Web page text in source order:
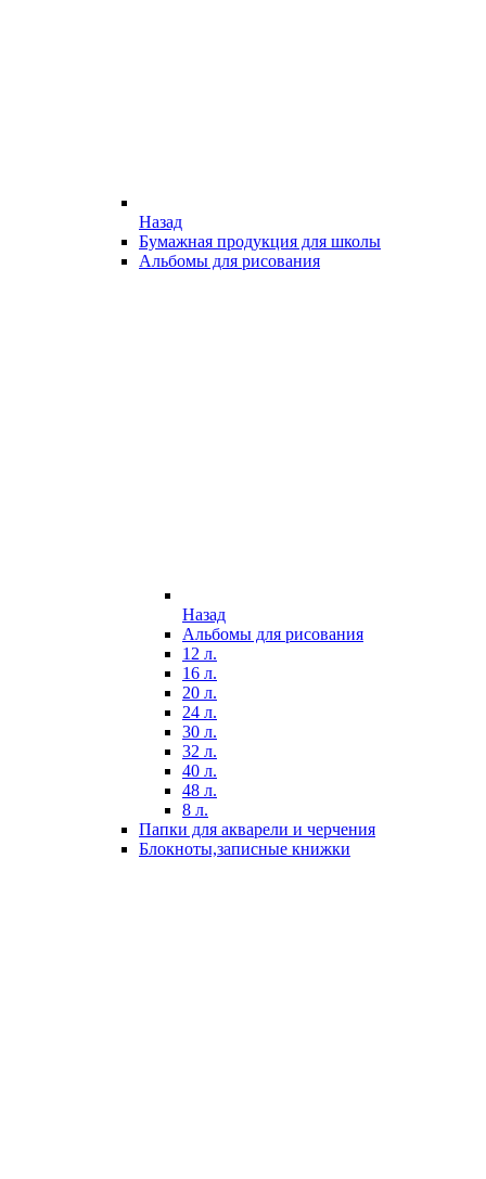
Назад
Бумажная продукция для школы
Альбомы для рисования
Назад
Альбомы для рисования
12 л.
16 л.
20 л.
24 л.
30 л.
32 л.
40 л.
48 л.
8 л.
Папки для акварели и черчения
Блокноты,записные книжки